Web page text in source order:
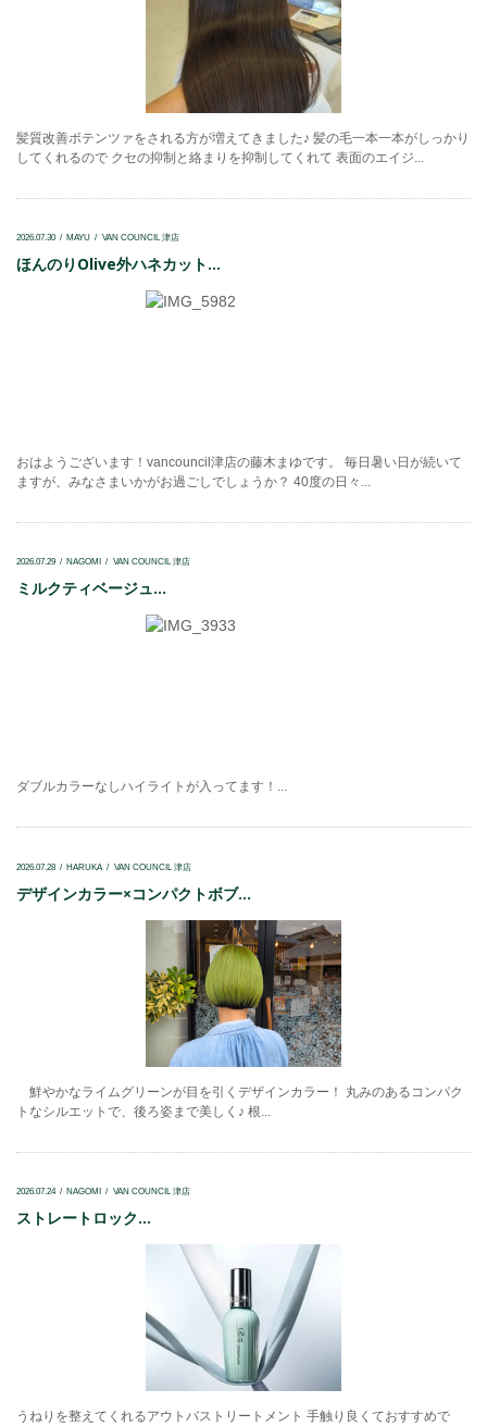
髪質改善ポテンツァをされる方が増えてきました♪ 髪の毛一本一本がしっかり
してくれるので クセの抑制と絡まりを抑制してくれて 表面のエイジ...
2026.07.30 MAYU VAN COUNCIL 津店
ほんのりOlive外ハネカット...
おはようございます！vancouncil津店の藤木まゆです。 毎日暑い日が続いて
ますが、みなさまいかがお過ごしでしょうか？ 40度の日々...
2026.07.29 NAGOMI VAN COUNCIL 津店
ミルクティベージュ...
ダブルカラーなしハイライトが入ってます！...
2026.07.28 HARUKA VAN COUNCIL 津店
デザインカラー×コンパクトボブ...
鮮やかなライムグリーンが目を引くデザインカラー！ 丸みのあるコンパク
トなシルエットで、後ろ姿まで美しく♪ 根...
2026.07.24 NAGOMI VAN COUNCIL 津店
ストレートロック...
うねりを整えてくれるアウトバストリートメント 手触り良くておすすめで